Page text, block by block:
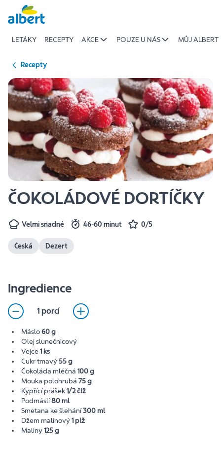
Přeskočit
LETÁKY RECEPTY AKCE POUZE U NÁS MŮJ ALBERT
Recepty
ČOKOLÁDOVÉ DORTÍČKY
Velmi snadné 46-60 minut 0/5
Česká Dezert
Ingredience
1 porcí
Máslo60 g
Olej slunečnicový
Vejce1 ks
Cukr tmavý55 g
Čokoláda mléčná 100 g
Mouka polohrubá 75 g
Kypřící prášek1/2 člž
Podmáslí80 ml
Smetana ke šlehání300 ml
Džem malinový1 plž
Maliny125 g